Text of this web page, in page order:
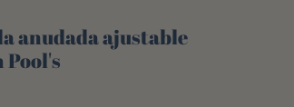
anudada ajustable
Pool's